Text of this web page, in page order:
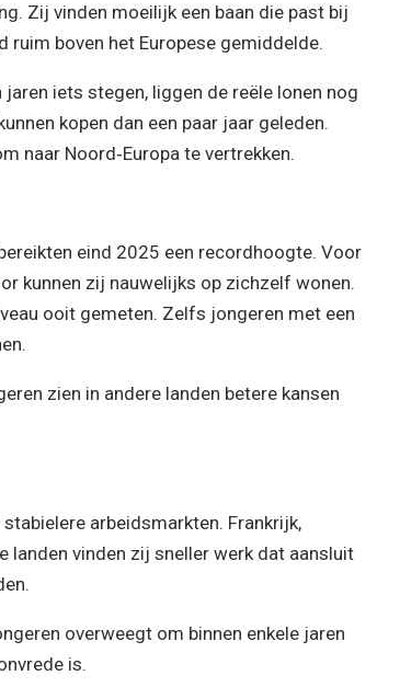
Zij vinden moeilijk een baan die past bij
boven het Europese gemiddelde.
iets stegen, liggen de reële lonen nog
kopen dan een paar jaar geleden.
naar Noord‑Europa te vertrekken.
eind 2025 een recordhoogte. Voor
kunnen zij nauwelijks op zichzelf wonen.
ooit gemeten. Zelfs jongeren met een
zien in andere landen betere kansen
arbeidsmarkten. Frankrijk,
landen vinden zij sneller werk dat aansluit
overweegt om binnen enkele jaren
is.